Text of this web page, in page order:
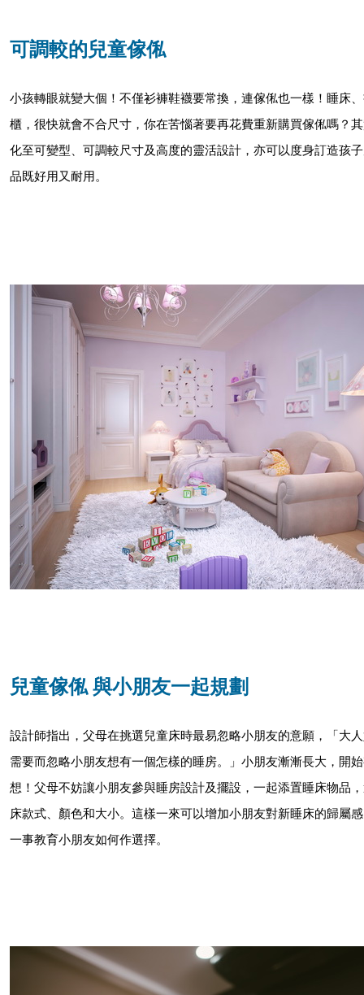
可調較的兒童傢俬
小孩轉眼就變大個！不僅衫褲鞋襪要常換，連傢俬也一樣！睡床
櫃，很快就會不合尺寸，你在苦惱著要再花費重新購買傢俬嗎？
化至可變型、可調較尺寸及高度的靈活設計，亦可以度身訂造孩
品既好用又耐用。
兒童傢俬 與小朋友一起規劃
設計師指出，父母在挑選兒童床時最易忽略小朋友的意願，「大
需要而忽略小朋友想有一個怎樣的睡房。」小朋友漸漸長大，開
想！父母不妨讓小朋友參與睡房設計及擺設，一起添置睡床物品
床款式、顏色和大小。這樣一來可以增加小朋友對新睡床的歸屬
一事教育小朋友如何作選擇。